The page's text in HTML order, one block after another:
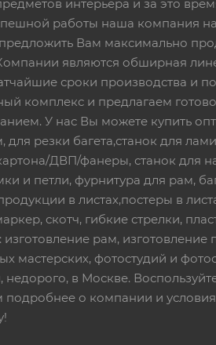
интерьера и за это
работы наша компания
Вам максимально
являются обширная
сроки производства и
комплекс и предлагаем
У нас Вы можете купить
резки багета,станок для
ДВП/фанеры, станок для
и петли, фурнитура для рам,
в листах,постеры в
скотч, гибкие стрелки,
рам, изготовление
мастерских, фотостудий и
в Москве.
о компании и